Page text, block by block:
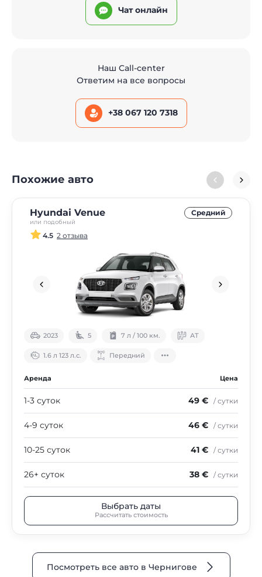
Чат онлайн
Наш Call-center
Ответим на все вопросы
+38 067 120 7318
Похожие авто
Hyundai Venue
или подобный
Средний
4.5 2 отзыва
2023 5 7 л / 100 км. АТ
1.6 л 123 л.с. Передний
Аренда Цена
1-3 суток 49 € / сутки
4-9 суток 46 € / сутки
10-25 суток 41 € / сутки
26+ суток 38 € / сутки
Выбрать даты
Рассчитать стоимость
Посмотреть все авто в Чернигове